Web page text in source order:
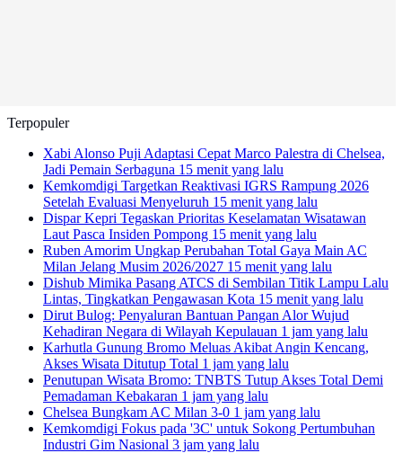
Terpopuler
Xabi Alonso Puji Adaptasi Cepat Marco Palestra di Chelsea,
Jadi Pemain Serbaguna 15 menit yang lalu
Kemkomdigi Targetkan Reaktivasi IGRS Rampung 2026
Setelah Evaluasi Menyeluruh 15 menit yang lalu
Dispar Kepri Tegaskan Prioritas Keselamatan Wisatawan
Laut Pasca Insiden Pompong 15 menit yang lalu
Ruben Amorim Ungkap Perubahan Total Gaya Main AC
Milan Jelang Musim 2026/2027 15 menit yang lalu
Dishub Mimika Pasang ATCS di Sembilan Titik Lampu Lalu
Lintas, Tingkatkan Pengawasan Kota 15 menit yang lalu
Dirut Bulog: Penyaluran Bantuan Pangan Alor Wujud
Kehadiran Negara di Wilayah Kepulauan 1 jam yang lalu
Karhutla Gunung Bromo Meluas Akibat Angin Kencang,
Akses Wisata Ditutup Total 1 jam yang lalu
Penutupan Wisata Bromo: TNBTS Tutup Akses Total Demi
Pemadaman Kebakaran 1 jam yang lalu
Chelsea Bungkam AC Milan 3-0 1 jam yang lalu
Kemkomdigi Fokus pada '3C' untuk Sokong Pertumbuhan
Industri Gim Nasional 3 jam yang lalu